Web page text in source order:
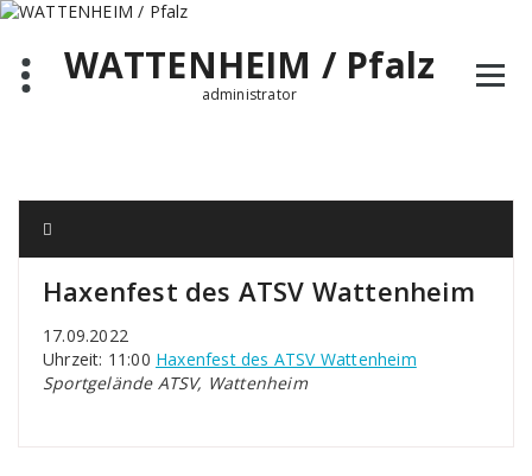
Zum
springenWATTENHEIM / Pfalz
administrator
Haxenfest des ATSV Wattenheim
17.09.2022
Uhrzeit: 11:00 Haxenfest des ATSV Wattenheim
Sportgelände ATSV, Wattenheim